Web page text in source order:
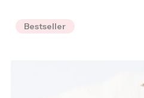
Bestseller